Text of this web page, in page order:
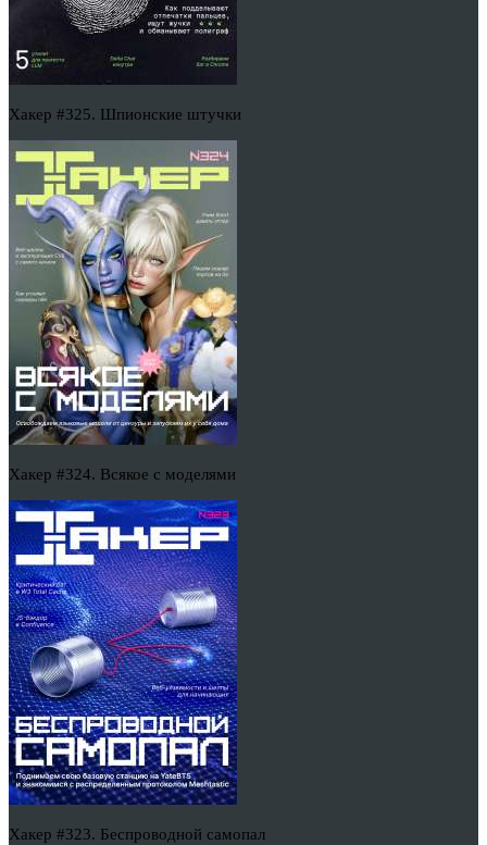
Хакер #325. Шпионские штучки
Хакер #324. Всякое с моделями
Хакер #323. Беспроводной самопал